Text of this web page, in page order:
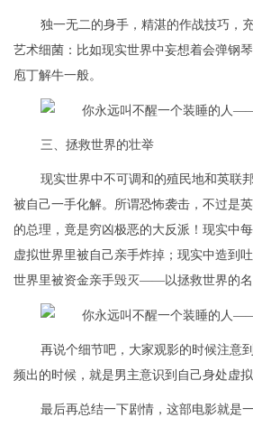
独一无二的身手，精湛的作战技巧，
艺术细菌：比如现实世界中妄想着会弹钢
庖丁解牛一般。
三、拯救世界的壮举
现实世界中不可调和的殖民地和英联
被自己一手化解。所谓恐怖袭击，不过是
的总理，竟是穷凶极恶的大反派！现实中
虚拟世界里被自己亲手炸掉；现实中造到
世界里被资金亲手毁灭——以拯救世界的名
再说个细节吧，大家观影的时候注意
频出的时候，就是男主意识到自己身处虚拟
最后再总结一下剧情，这部电影就是